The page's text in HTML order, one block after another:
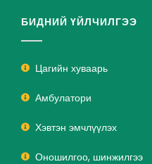
БИДНИЙ ҮЙЛЧИЛГЭЭ
Цагийн хуваарь
Амбулатори
Хэвтэн эмчлүүлэх
Оношилгоо, шинжилгээ